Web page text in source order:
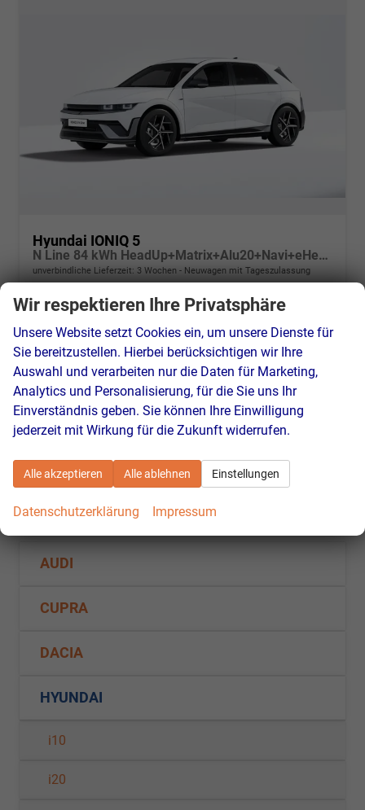
Hyundai IONIQ 5
N Line 84 kWh HeadUp+Matrix+Alu20+Navi+eHeck+SideAssist+Kamera+SmartKey
unverbindliche Lieferzeit: 3 Wochen Neuwagen mit Tageszulassung
Fahrzeugnr. 47160 Getriebe Automatik
43.390,– €
incl. 19% MwSt.
Details
Stromverbrauch kombiniert: 19,00 kWh/100km
CO -Klasse: A
CO2-Emissionen:0 g/km
Fahrzeugnr.
AUDI
CUPRA
DACIA
HYUNDAI
i10
i20
Wir respektieren Ihre Privatsphäre
Unsere Website setzt Cookies ein, um unsere Dienste für
Sie bereitzustellen. Hierbei berücksichtigen wir Ihre
Auswahl und verarbeiten nur die Daten für Marketing,
Analytics und Personalisierung, für die Sie uns Ihr
Einverständnis geben. Sie können Ihre Einwilligung
jederzeit mit Wirkung für die Zukunft widerrufen.
Alle akzeptieren Alle ablehnen Einstellungen
Datenschutzerklärung Impressum